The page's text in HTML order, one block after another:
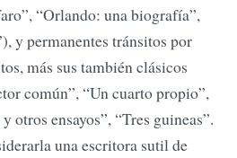
“Orlando: una biografía”,
y permanentes tránsitos por
más sus también clásicos
común”, “Un cuarto propio”,
otros ensayos”, “Tres guineas”.
una escritora sutil de